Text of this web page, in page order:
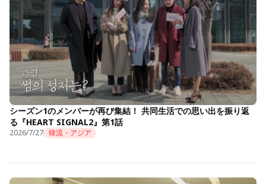
シーズン1のメンバーが再び集結！ 共同生活での思い出を振り返
る『HEART SIGNAL2』第1話
2026/7/27 韓流・アジア